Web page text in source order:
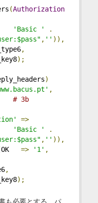
(Authorization
'Basic '
.
, '' )),
,
);
)
,
# 3b
=>
'Basic '
.
, '' )),
OK => '1' ,
,
);